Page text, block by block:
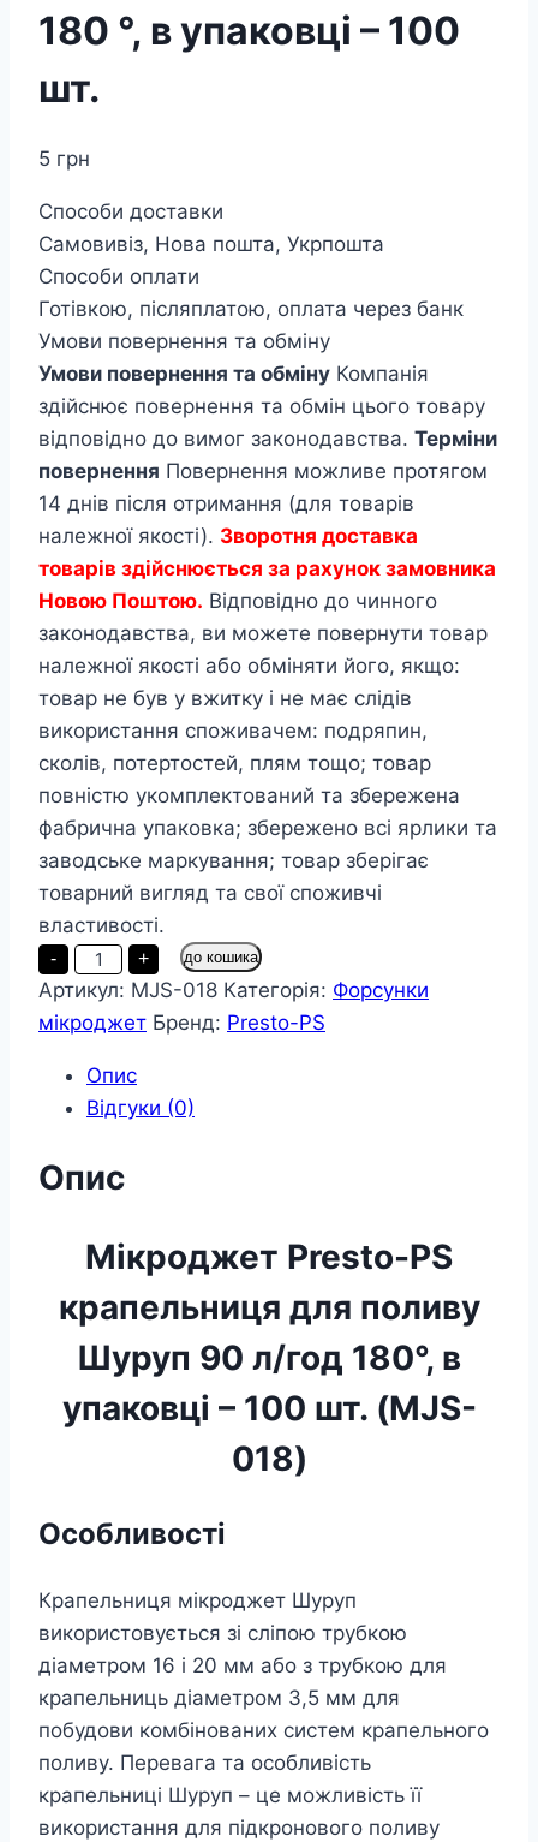
180 °, в упаковці – 100
шт.
5 грн
Способи доставки
Самовивіз, Нова пошта, Укрпошта
Способи оплати
Готівкою, післяплатою, оплата через банк
Умови повернення та обміну
Умови повернення та обміну Компанія
здійснює повернення та обмін цього товару
відповідно до вимог законодавства. Терміни
повернення Повернення можливе протягом
14 днів після отримання (для товарів
належної якості). Зворотня доставка
товарів здійснюється за рахунок замовника
Новою Поштою. Відповідно до чинного
законодавства, ви можете повернути товар
належної якості або обміняти його, якщо:
товар не був у вжитку і не має слідів
використання споживачем: подряпин,
сколів, потертостей, плям тощо; товар
повністю укомплектований та збережена
фабрична упаковка; збережено всі ярлики та
заводське маркування; товар зберігає
товарний вигляд та свої споживчі
властивості.
-
Мікроджет
Presto-
PS
крапельниця
для
Шуруп
90
л/
°,
в
100
кількість
+ до кошика
Артикул: MJS-018 Категорія: Форсунки
мікроджет Бренд: Presto-PS
Опис
Відгуки (0)
Опис
Мікроджет Presto-PS
крапельниця для поливу
Шуруп 90 л/год 180°, в
упаковці – 100 шт. (MJS-
018)
Особливості
Крапельниця мікроджет Шуруп
використовується зі сліпою трубкою
діаметром 16 і 20 мм або з трубкою для
крапельниць діаметром 3,5 мм для
побудови комбінованих систем крапельного
поливу. Перевага та особливість
крапельниці Шуруп – це можливість її
використання для підкронового поливу